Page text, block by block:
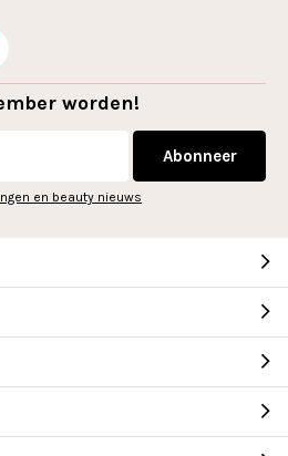
worden!
Abonneer
en beauty nieuws